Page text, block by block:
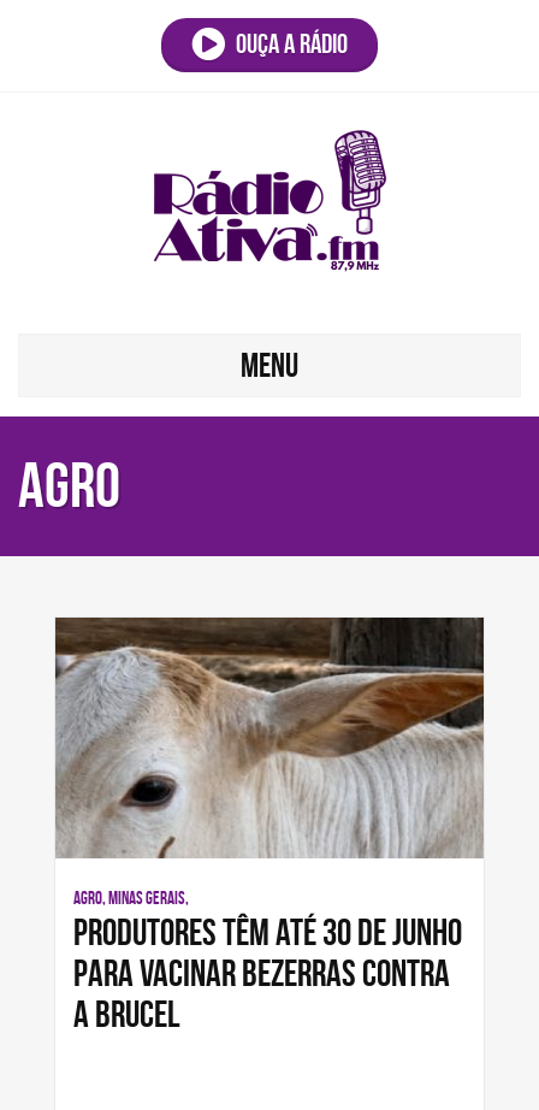
Ouça a rádio
MENU
AGRO
AGRO, MINAS GERAIS,
Produtores têm até 30 de junho
para vacinar bezerras contra
a brucel